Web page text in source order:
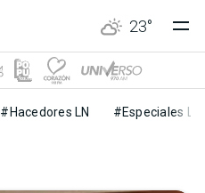
23°
#Hacedores LN #Especiales LN